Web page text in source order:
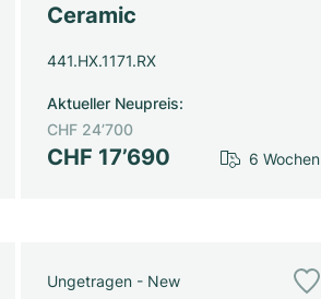
Ceramic
441.HX.1171.RX
CHF 17’690
Aktueller Neupreis:
CHF 24’700
6 Wochen
Ungetragen - New